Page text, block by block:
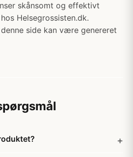
skånsomt og effektivt
Helsegrossisten.dk.
side kan være genereret